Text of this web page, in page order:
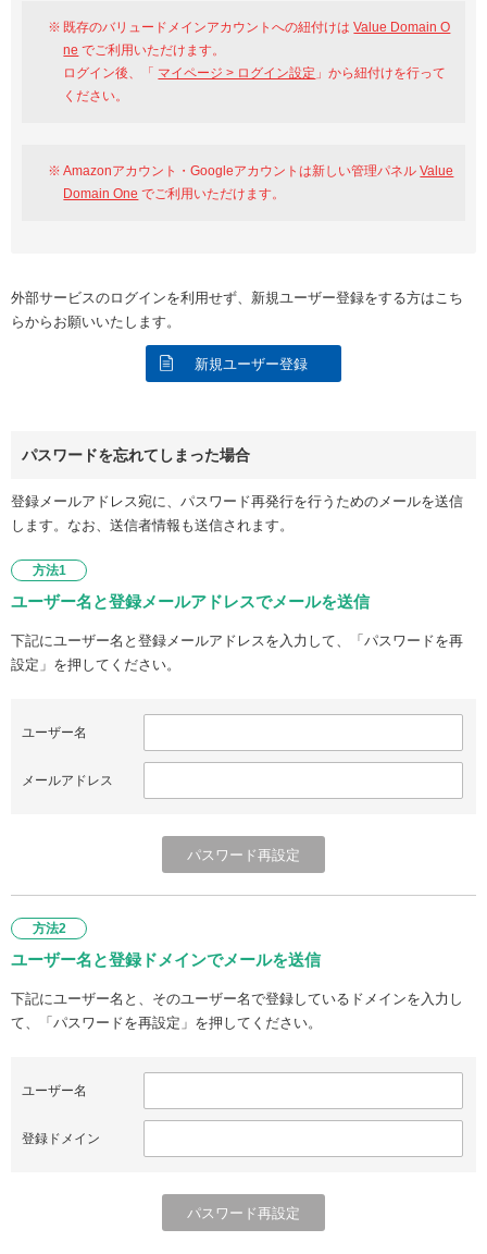
既存のバリュードメインアカウントへの紐付けはValue Domain O
ne でご利用いただけます。
ログイン後、「 マイページ > ログイン設定 」から紐付けを行って
ください。
Amazonアカウント・Googleアカウントは新しい管理パネルValue
Domain One でご利用いただけます。
外部サービスのログインを利用せず、新規ユーザー登録をする方はこち
らからお願いいたします。
新規ユーザー登録
パスワードを忘れてしまった場合
登録メールアドレス宛に、パスワード再発行を行うためのメールを送信
します。なお、送信者情報も送信されます。
方法1
ユーザー名と登録メールアドレスでメールを送信
下記にユーザー名と登録メールアドレスを入力して、「パスワードを再
設定」を押してください。
ユーザー名
メールアドレス
方法2
ユーザー名と登録ドメインでメールを送信
下記にユーザー名と、そのユーザー名で登録しているドメインを入力し
て、「パスワードを再設定」を押してください。
ユーザー名
登録ドメイン